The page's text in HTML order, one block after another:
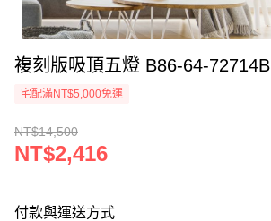
複刻版吸頂五燈 B86-64-72714B
宅配滿NT$5,000免運
NT$14,500
NT$2,416
付款與運送方式